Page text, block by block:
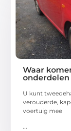
Waar
onderdelen
U kunt
verouderde,
voertuig mee
...